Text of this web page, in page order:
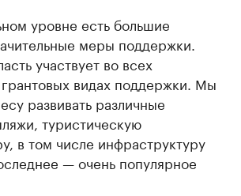
уровне есть большие
меры поддержки.
участвует во всех
видах поддержки. Мы
развивать различные
туристическую
в том числе инфраструктуру
— очень популярное